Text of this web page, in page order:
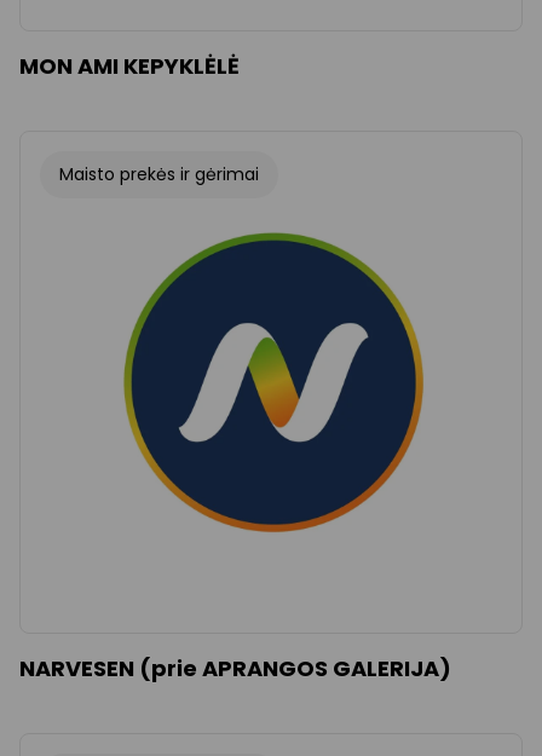
MON AMI KEPYKLĖLĖ
Maisto prekės ir gėrimai
NARVESEN (prie APRANGOS GALERIJA)